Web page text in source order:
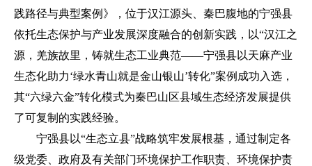
践路径与典型案例》，位于汉江源头、秦巴腹地的宁强县
依托生态保护与产业发展深度融合的创新实践，以“汉江之
源，羌族故里，铸就生态工业典范——宁强县以天麻产业
生态化助力‘绿水青山就是金山银山’转化”案例成功入选，
其“六绿六金”转化模式为秦巴山区县域生态经济发展提供
了可复制的实践经验。
宁强县以“生态立县”战略筑牢发展根基，通过制定各
级党委、政府及有关部门环境保护工作职责、环境保护责